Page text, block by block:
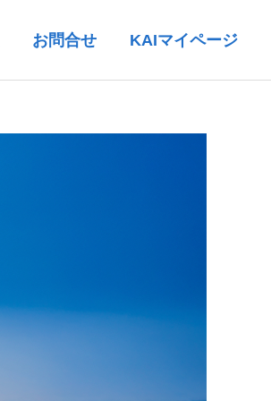
お問合せ KAIマイページ